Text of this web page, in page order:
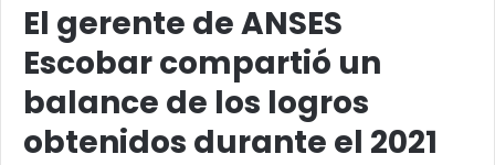
El gerente de ANSES
Escobar compartió un
balance de los logros
obtenidos durante el 2021